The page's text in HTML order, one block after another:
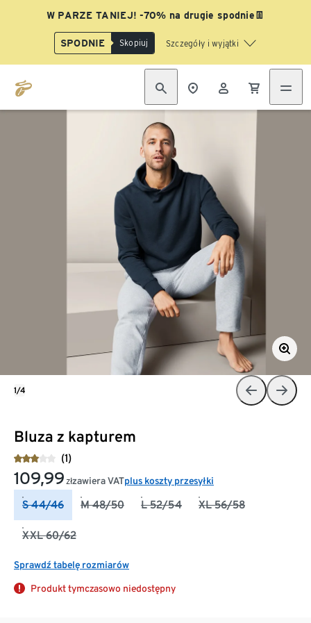
W PARZE TANIEJ! -70% na drugie spodnie👖
SPODNIE Skopiuj Szczegóły i wyjątki
Bluza z kapturem
(1)
109,99 złzawiera VATplus koszty przesyłki
S 44/46 M 48/50 L 52/54 XL 56/58
XXL 60/62
Sprawdź tabelę rozmiarów
Produkt tymczasowo niedostępny
1/4